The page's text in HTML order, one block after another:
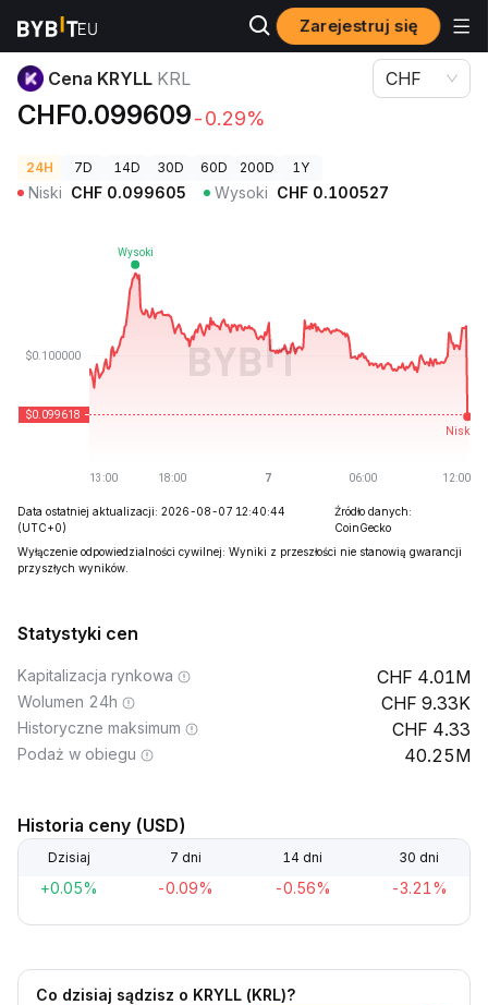
Zarejestruj się
Ceny kryptowalut Cena KRYLL KRL
Cena KRYLL KRL
CHF0.099609-0.29%
CHF
24H 7D 14D 30D 60D 200D 1Y
Niski CHF 0.099605 Wysoki CHF 0.100527
Data ostatniej aktualizacji: 2026-08-07 12:40:44
(UTC+0)
Źródło danych:
CoinGecko
Wyłączenie odpowiedzialności cywilnej: Wyniki z przeszłości nie stanowią gwarancji
przyszłych wyników.
Statystyki cen
Kapitalizacja rynkowa 4.01M
Wolumen 24h 9.33K
Historyczne maksimum 4.33
Podaż w obiegu 40.25M
Historia ceny (USD)
Dzisiaj 7 dni 14 dni 30 dni
+0.05% -0.09% -0.56% -3.21%
Co dzisiaj sądzisz o KRYLL (KRL)?